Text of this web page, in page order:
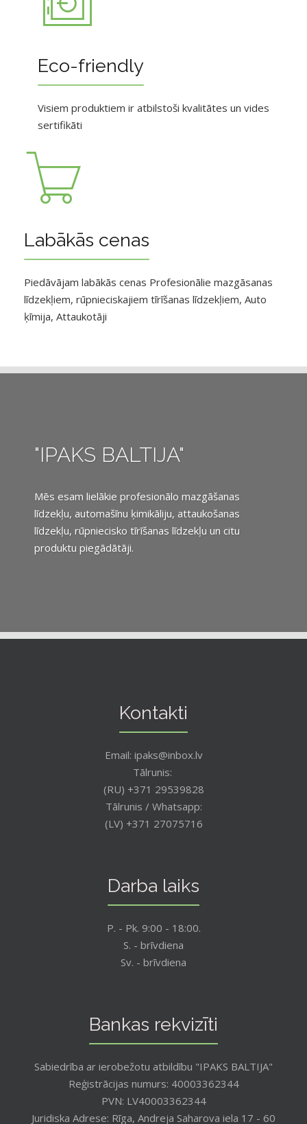
Eco-friendly
Visiem produktiem ir atbilstoši kvalitātes un vides
sertifikāti
Labākās cenas
Piedāvājam labākās cenas Profesionālie mazgāsanas
līdzekļiem, rūpnieciskajiem tīrīšanas līdzekļiem, Auto
ķīmija, Attaukotāji
"IPAKS BALTIJA"
Mēs esam lielākie profesionālo mazgāšanas
līdzekļu, automašīnu ķimikāliju, attaukošanas
līdzekļu, rūpniecisko tīrīšanas līdzekļu un citu
produktu piegādātāji.
Kontakti
Email: ipaks@inbox.lv
Tālrunis:
(RU) +371 29539828
Tālrunis / Whatsapp:
(LV) +371 27075716
Darba laiks
P. - Pk. 9:00 - 18:00.
S. - brīvdiena
Sv. - brīvdiena
Bankas rekvizīti
Sabiedrība ar ierobežotu atbildību "IPAKS BALTIJA"
Reģistrācijas numurs: 40003362344
PVN: LV40003362344
Juridiska Adrese: Rīga, Andreja Saharova iela 17 - 60